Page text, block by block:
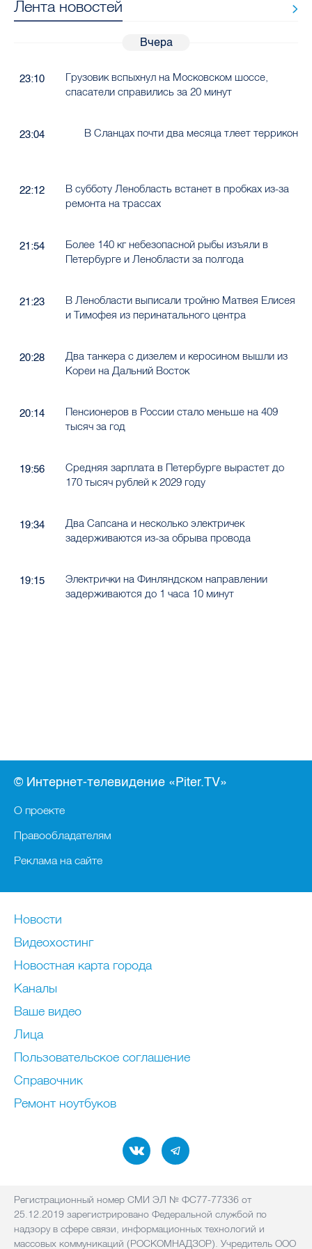
Лента новостей
Вчера
23:10
Грузовик вспыхнул на Московском шоссе,
спасатели справились за 20 минут
23:04 В Сланцах почти два месяца тлеет террикон
22:12
В субботу Ленобласть встанет в пробках из-за
ремонта на трассах
21:54
Более 140 кг небезопасной рыбы изъяли в
Петербурге и Ленобласти за полгода
21:23
В Ленобласти выписали тройню Матвея Елисея
и Тимофея из перинатального центра
20:28
Два танкера с дизелем и керосином вышли из
Кореи на Дальний Восток
20:14
Пенсионеров в России стало меньше на 409
тысяч за год
19:56
Средняя зарплата в Петербурге вырастет до
170 тысяч рублей к 2029 году
19:34
Два Сапсана и несколько электричек
задерживаются из-за обрыва провода
19:15
Электрички на Финляндском направлении
задерживаются до 1 часа 10 минут
© Интернет-телевидение «Piter.TV»
О проекте
Правообладателям
Реклама на сайте
Новости
Видеохостинг
Новостная карта города
Каналы
Ваше видео
Лица
Пользовательское соглашение
Справочник
Ремонт нoутбуков
Регистрационный номер СМИ ЭЛ № ФС77-77336 от
25.12.2019 зарегистрировано Федеральной службой по
надзору в сфере связи, информационных технологий и
массовых коммуникаций (РОСКОМНАДЗОР). Учредитель ООО